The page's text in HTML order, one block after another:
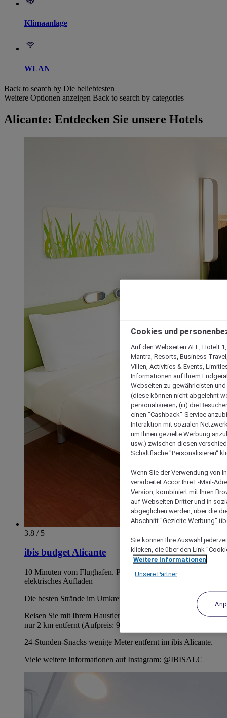
Klimaanlage
WLAN
Back to search by Die beliebtesten
Weitere Optionen anzeigen Back to search by categories
Alicante: Entdecken Sie unsere Hotels
3.8 / 5
ibis budget Alicante
10 Minuten vom Flughafen. Parken, Autowäsche, kostenloses
elektrisches Aufladen
Die besten Strände im Umkreis von 3 km
Reisen Sie mit Ihrem Haustier: Hundestrand mit dem Auto
nur 2 km entfernt (Aufpreis: 9 EUR)
24-Stunden-Snacks wenige Meter entfernt im ibis Alicante.
Viele weitere Informationen auf Instagram: @IBISALC
Cookies und
Auf den Webseiten ALL,
Mantra, Resorts, Business
Villen, Activities & Events,
Informationen auf Ihrem
Webseiten zu gewährleisten
(diese können nicht abgelehnt
personalisieren; (iii) die
einen "Cashback“-Service
Interaktion mit sozialen
um Ihnen gezielte Werbung
usw.) zwischen diesen
Schaltfläche "Personalisieren“
Wenn Sie der Verwendung von
verarbeitet Accor Ihre E-Mail-
Version, kombiniert mit Ihren
auf Webseiten Dritter und in
abgeglichen werden, über die
Abschnitt "Gezielte Werbung“
Sie können Ihre Auswahl
klicken, die über den Link
Weitere Informationen
Unsere Partner